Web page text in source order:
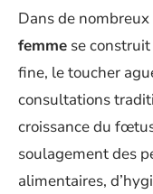
Dans de
femme se
fine, le toucher
consultations
croissance du
soulagement des
alimentaires,